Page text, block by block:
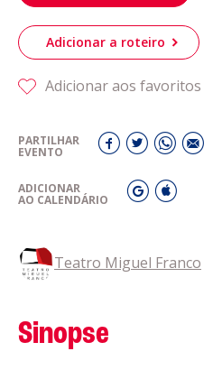
Adicionar a roteiro
Adicionar aos favoritos
PARTILHAR
EVENTO
ADICIONAR
AO CALENDÁRIO
Teatro Miguel Franco
Sinopse